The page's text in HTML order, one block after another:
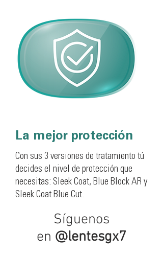
La mejor protección
Con sus 3 versiones de tratamiento tú
decides el nivel de protección que
necesitas: Sleek Coat, Blue Block AR y
Sleek Coat Blue Cut.
Síguenos
en @lentesgx7